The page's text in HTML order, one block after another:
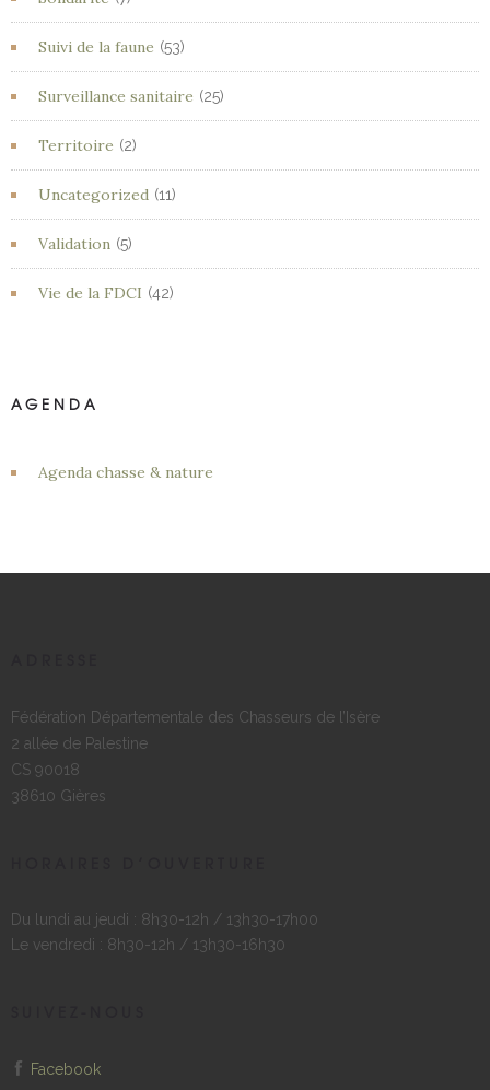
Suivi de la faune (53)
Surveillance sanitaire (25)
Territoire (2)
Uncategorized (11)
Validation (5)
Vie de la FDCI (42)
AGENDA
Agenda chasse & nature
Fédération Départementale des Chasseurs de l’Isère
2 allée de Palestine
CS 90018
38610 Gières
Du lundi au jeudi : 8h30-12h / 13h30-17h00
Le vendredi : 8h30-12h / 13h30-16h30
Facebook